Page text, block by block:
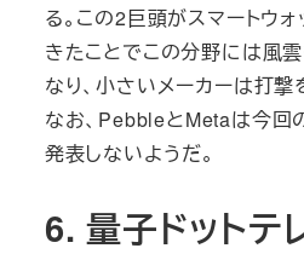
る。この2巨頭がスマートウ
きたことでこの分野には風
なり、小さいメーカーは打撃
なお、PebbleとMetaは今回
発表しないようだ。
6. 量子ドットテ